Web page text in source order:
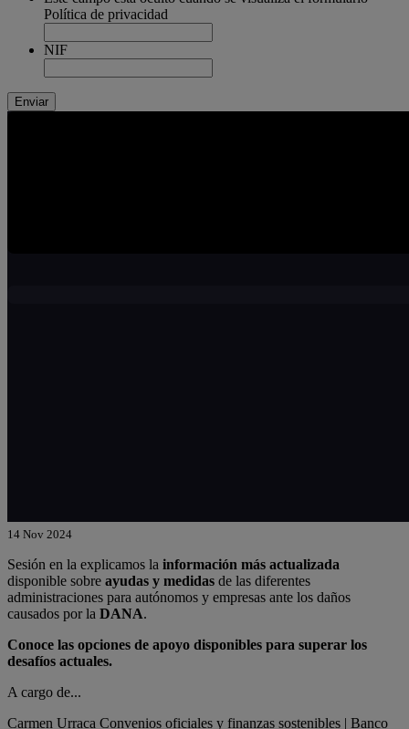
Política de privacidad
NIF
14 Nov 2024
Sesión en la explicamos la información más actualizada
disponible sobre ayudas y medidas de las diferentes
administraciones para autónomos y empresas ante los daños
causados por la DANA.
Conoce las opciones de apoyo disponibles para superar los
desafíos actuales.
A cargo de...
Carmen Urraca Convenios oficiales y finanzas sostenibles | Banco